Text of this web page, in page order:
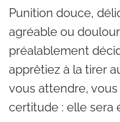
Punition douce,
agréable ou
préalablement
apprêtiez à la tirer
vous attendre, vous
certitude : elle sera